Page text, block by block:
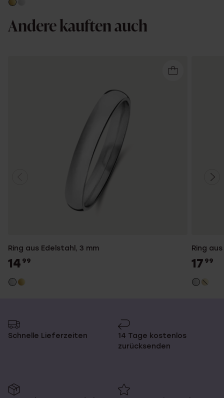
Andere kauften auch
Ring aus Edelstahl, 3 mm
14 99
Ring
17 99
Schnelle Lieferzeiten
14 Tage kostenlos
zurücksenden